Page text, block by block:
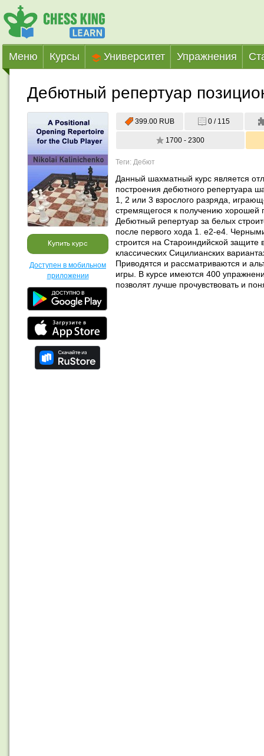
Меню Курсы Университет Упражнения
Дебютный репертуар
Купить курс
Доступен в мобильном
приложении
399.00 RUB 0 / 115
1700 - 2300
Теги: Дебют
Данный шахматный курс является
построения дебютного репертуара
1, 2 или 3 взрослого разряда,
стремящегося к получению
Дебютный репертуар за белых
после первого хода 1. e2-e4.
строится на Староиндийской защите
классических Сицилианских
Приводятся и рассматриваются и
игры. В курсе имеются 400
позволят лучше прочувствовать и